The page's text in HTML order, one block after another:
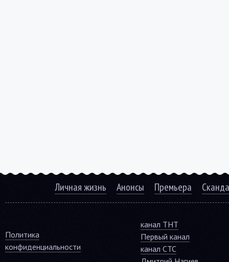
Личная жизнь Анонсы Премьера
Политика
конфиденциальности
канал ТНТ
Первый канал
канал СТС